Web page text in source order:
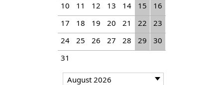
10
11 12 13 14 15
16
17
18 19 20 21 22
23
24
25 26 27 28 29
30
31
August 2026